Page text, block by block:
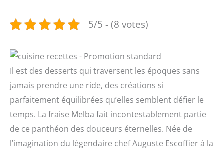
5/5 - (8 votes)
Il est des desserts qui traversent les époques sans
jamais prendre une ride, des créations si
parfaitement équilibrées qu’elles semblent défier le
temps. La fraise Melba fait incontestablement partie
de ce panthéon des douceurs éternelles. Née de
l’imagination du légendaire chef Auguste Escoffier à la